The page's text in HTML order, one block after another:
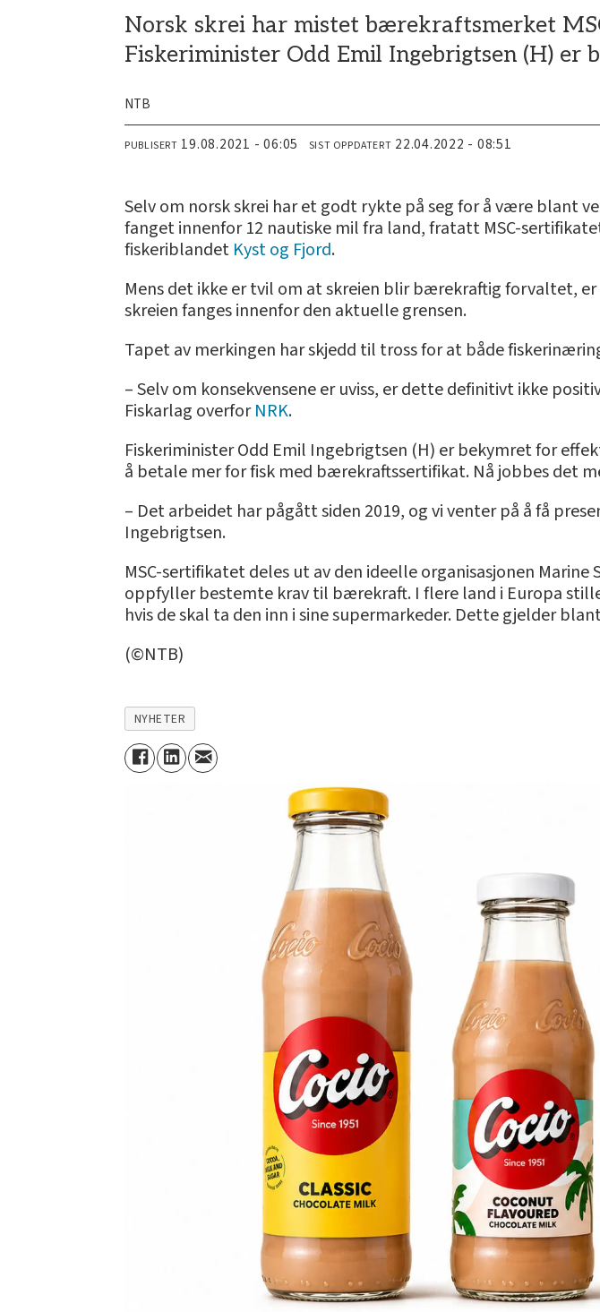
Norsk skrei har mistet bærekraftsmerket
Fiskeriminister Odd Emil Ingebrigtsen (H) er
NTB
PUBLISERT 19.08.2021 - 06:05 SIST OPPDATERT 22.04.2022 - 08:51
Selv om norsk skrei har et godt rykte på seg for å være blant
fanget innenfor 12 nautiske mil fra land, fratatt MSC-
fiskeriblandet Kyst og Fjord.
Mens det ikke er tvil om at skreien blir bærekraftig forvaltet,
skreien fanges innenfor den aktuelle grensen.
Tapet av merkingen har skjedd til tross for at både
– Selv om konsekvensene er uviss, er dette definitivt ikke
Fiskarlag overforNRK.
Fiskeriminister Odd Emil Ingebrigtsen (H) er bekymret for
å betale mer for fisk med bærekraftssertifikat. Nå jobbes det
– Det arbeidet har pågått siden 2019, og vi venter på å få
Ingebrigtsen.
MSC-sertifikatet deles ut av den ideelle organisasjonen
oppfyller bestemte krav til bærekraft. I flere land i Europa
hvis de skal ta den inn i sine supermarkeder. Dette gjelder
(©NTB)
NYHETER